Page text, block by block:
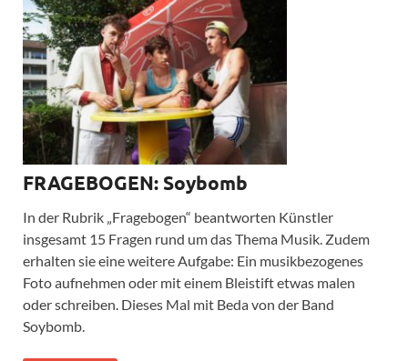
FRAGEBOGEN: Soybomb
In der Rubrik „Fragebogen“ beantworten Künstler
insgesamt 15 Fragen rund um das Thema Musik. Zudem
erhalten sie eine weitere Aufgabe: Ein musikbezogenes
Foto aufnehmen oder mit einem Bleistift etwas malen
oder schreiben. Dieses Mal mit Beda von der Band
Soybomb.